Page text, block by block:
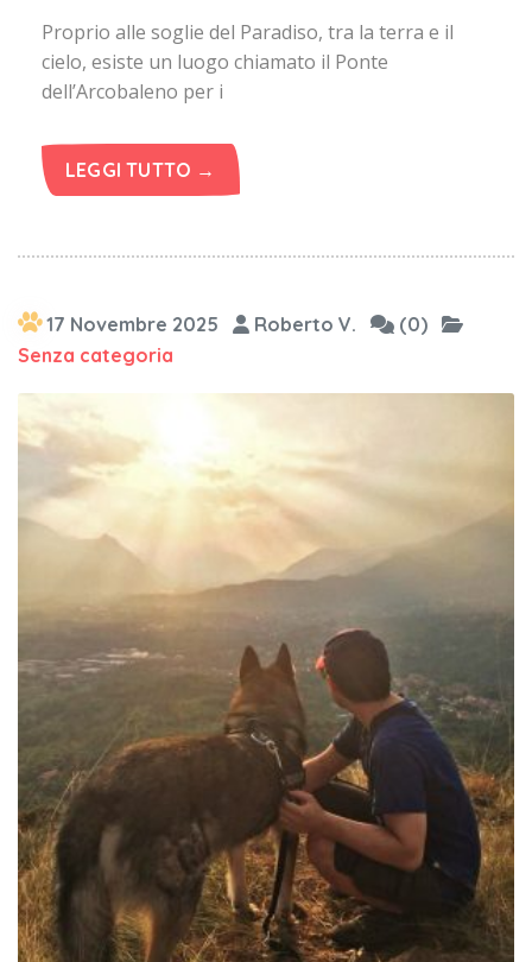
Proprio alle soglie del Paradiso, tra la terra e il
cielo, esiste un luogo chiamato il Ponte
dell’Arcobaleno per i
LEGGI TUTTO →
17 Novembre 2025 Roberto V.
(0)
Senza categoria